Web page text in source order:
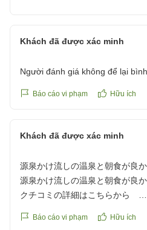
かかるので、別々に設置されて
クチコミの詳細はこちらから
reviewId=33123478505749
と、大変嬉しく拝読させてい
ドリーの設置につきましても
とのこと、また朝食メニュー
提供方法など、今後の工夫の
「全体的に良いホテルでとて
に、今後も皆様に快適で心安
けるよう、サービスの向上に
また季節を変えて、ご家族皆
Khách đã được xác minh
Người đánh giá không để lại bình
Báo cáo vi phạm Hữu ích
Khách đã được xác minh
源泉かけ流しの温泉と朝食が良
源泉かけ流しの温泉と朝食が良
クチコミの詳細はこちらから
reviewId=33123478133852
Báo cáo vi phạm Hữu ích